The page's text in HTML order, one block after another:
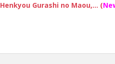
Henkyou Gurashi no Maou,… (